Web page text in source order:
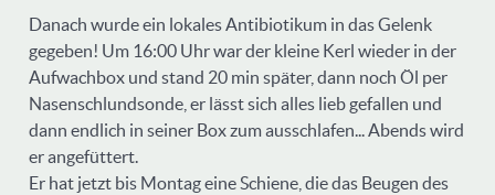
Danach wurde ein lokales Antibiotikum in das Gelenk
gegeben! Um 16:00 Uhr war der kleine Kerl wieder in der
Aufwachbox und stand 20 min später, dann noch Öl per
Nasenschlundsonde, er lässt sich alles lieb gefallen und
dann endlich in seiner Box zum ausschlafen... Abends wird
er angefüttert.
Er hat jetzt bis Montag eine Schiene, die das Beugen des